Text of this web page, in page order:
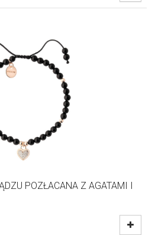
POZŁACANA Z AGATAMI I